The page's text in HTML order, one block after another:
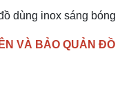
VÀ BẢO QUẢN ĐỒ